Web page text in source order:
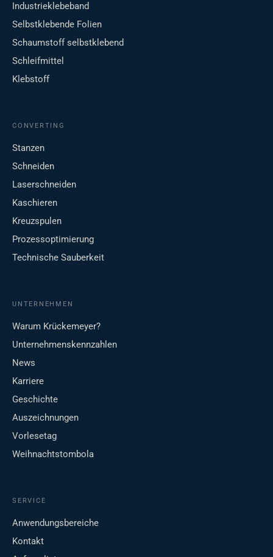
Industrieklebeband
Selbstklebende Folien
Schaumstoff selbstklebend
Schleifmittel
Klebstoff
CONVERTING
Stanzen
Schneiden
Laserschneiden
Kaschieren
Kreuzspulen
Prozessoptimierung
Technische Sauberkeit
UNTERNEHMEN
Warum Krückemeyer?
Unternehmenskennzahlen
News
Karriere
Geschichte
Auszeichnungen
Vorlesetag
Weihnachtstombola
SERVICE
Anwendungsbereiche
Kontakt